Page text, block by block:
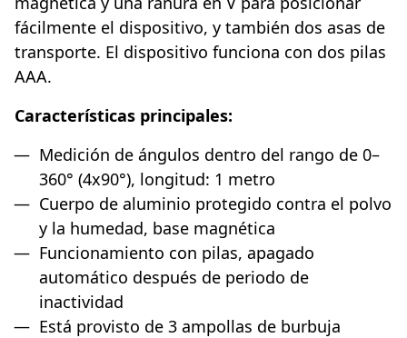
fácilmente el dispositivo, y también dos asas de
transporte. El dispositivo funciona con dos pilas
AAA.
Características principales:
Medición de ángulos dentro del rango de 0–
360° (4x90°), longitud: 1 metro
Cuerpo de aluminio protegido contra el polvo
y la humedad, base magnética
Funcionamiento con pilas, apagado
automático después de periodo de
inactividad
Está provisto de 3 ampollas de burbuja